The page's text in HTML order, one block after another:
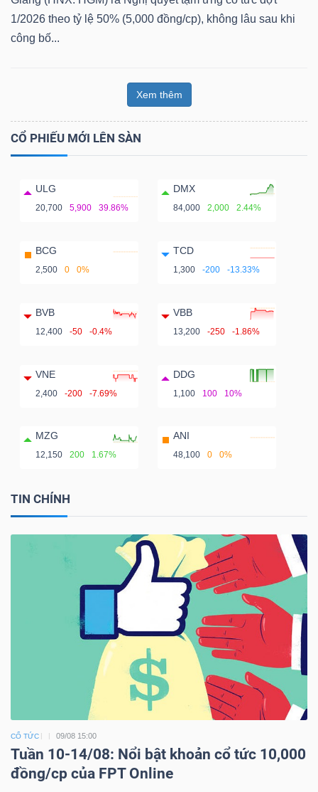
1/2026 theo tỷ lệ 50% (5,000 đồng/cp), không lâu sau khi
công bố...
Xem thêm
CỔ PHIẾU MỚI LÊN SÀN
ULG
20,700 5,900 39.86%
DMX
84,000 2,000 2.44%
BCG
2,500 0 0%
TCD
1,300 -200 -13.33%
BVB
12,400 -50 -0.4%
VBB
13,200 -250 -1.86%
VNE
2,400 -200 -7.69%
DDG
1,100 100 10%
MZG
12,150 200 1.67%
ANI
48,100 0 0%
TIN CHÍNH
CỔ TỨC 09/08 15:00
Tuần 10-14/08: Nổi bật khoản cổ tức 10,000
đồng/cp của FPT Online